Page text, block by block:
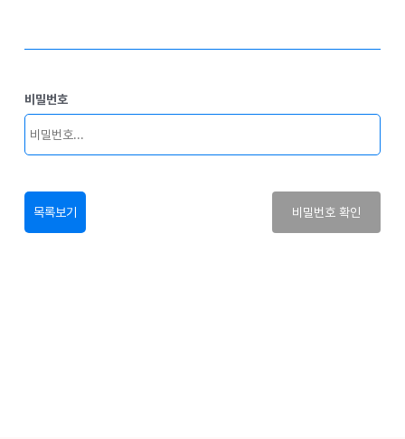
비밀번호
목록보기 비밀번호 확인